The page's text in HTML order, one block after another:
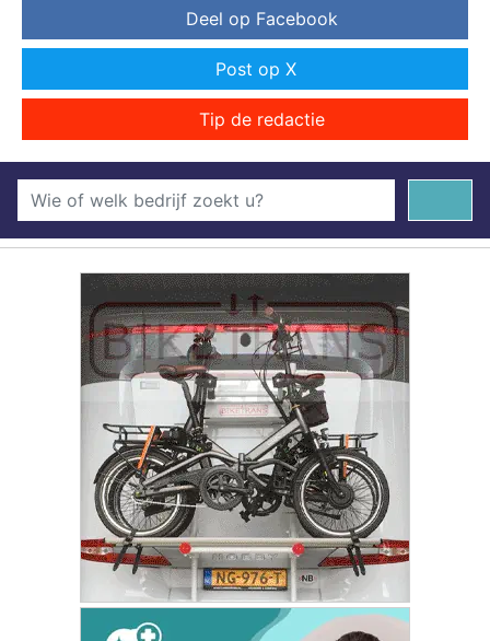
Deel op Facebook
Post op X
Tip de redactie